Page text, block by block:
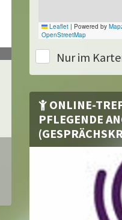
Leaflet | Powered by
OpenStreetMap
Nur im
ONLINE-
PFLEGENDE